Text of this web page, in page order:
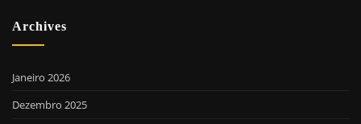
Archives
Janeiro 2026
Dezembro 2025